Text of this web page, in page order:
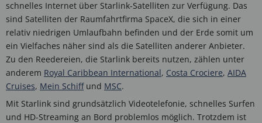
schnelles Internet über Starlink-Satelliten zur Verfügung. Das
sind Satelliten der Raumfahrtfirma SpaceX, die sich in einer
relativ niedrigen Umlaufbahn befinden und der Erde somit um
ein Vielfaches näher sind als die Satelliten anderer Anbieter.
Zu den Reedereien, die Starlink bereits nutzen, zählen unter
anderem Royal Caribbean International, Costa Crociere, AIDA
Cruises, Mein Schiffund MSC.
Mit Starlink sind grundsätzlich Videotelefonie, schnelles Surfen
und HD-Streaming an Bord problemlos möglich. Trotzdem ist